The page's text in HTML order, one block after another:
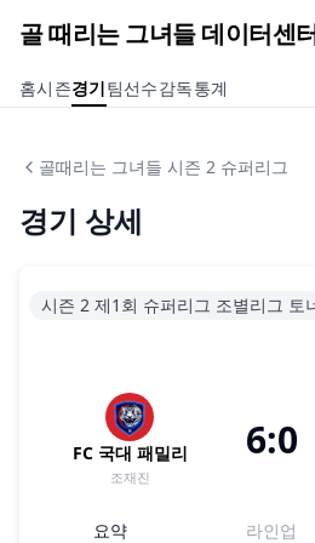
골 때리는 그녀들 데이터센
홈시즌경기팀선수감독통계
골때리는 그녀들 시즌 2 슈퍼리그
경기 상세
시즌 2 제1회 슈퍼리그 조별리그 토
FC 국대 패밀리
조재진
6:0
요약 라인업